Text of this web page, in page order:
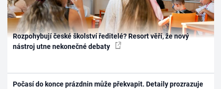
Rozpohybují české školství ředitelé? Resort věří, že nový
nástroj utne nekonečné debaty
Počasí do konce prázdnin může překvapit. Detaily prozrazuje